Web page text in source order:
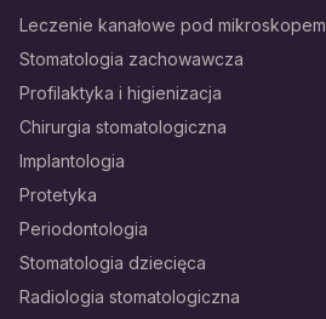
Leczenie kanałowe pod mikroskopem
Stomatologia zachowawcza
Profilaktyka i higienizacja
Chirurgia stomatologiczna
Implantologia
Protetyka
Periodontologia
Stomatologia dziecięca
Radiologia stomatologiczna